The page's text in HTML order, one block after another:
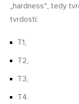
„hardness“, tedy
tvrdosti:
T1,
T2,
T3,
T4.